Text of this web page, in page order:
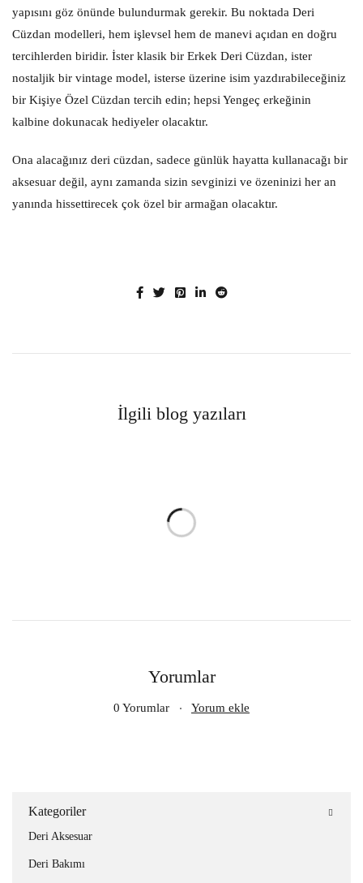
yapısını göz önünde bulundurmak gerekir. Bu noktada Deri
Cüzdan modelleri, hem işlevsel hem de manevi açıdan en doğru
tercihlerden biridir. İster klasik bir Erkek Deri Cüzdan, ister
nostaljik bir vintage model, isterse üzerine isim yazdırabileceğiniz
bir Kişiye Özel Cüzdan tercih edin; hepsi Yengeç erkeğinin
kalbine dokunacak hediyeler olacaktır.
Ona alacağınız deri cüzdan, sadece günlük hayatta kullanacağı bir
aksesuar değil, aynı zamanda sizin sevginizi ve özeninizi her an
yanında hissettirecek çok özel bir armağan olacaktır.
İlgili blog yazıları
Yorumlar
0 Yorumlar Yorum ekle
Kategoriler
Deri Aksesuar
Deri Bakımı